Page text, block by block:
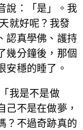
說：「是」。我
就好呢？我發
認真學佛、護持
幾分鐘後，那個
安穩的睡了。
我是不是做
己不是在做夢，
？不過奇跡真的